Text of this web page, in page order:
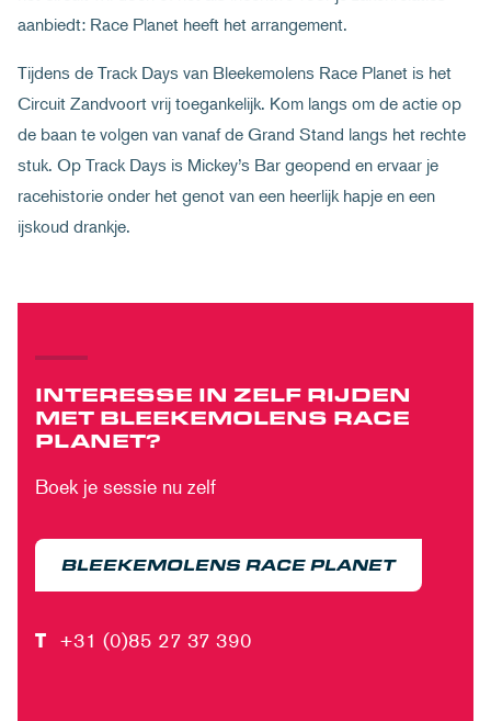
aanbiedt: Race Planet heeft het arrangement.
Tijdens de Track Days van Bleekemolens Race Planet is het
Circuit Zandvoort vrij toegankelijk. Kom langs om de actie op
de baan te volgen van vanaf de Grand Stand langs het rechte
stuk. Op Track Days is Mickey’s Bar geopend en ervaar je
racehistorie onder het genot van een heerlijk hapje en een
ijskoud drankje.
INTERESSE IN ZELF RIJDEN
MET BLEEKEMOLENS RACE
PLANET?
Boek je sessie nu zelf
BLEEKEMOLENS RACE PLANET
T +31 (0)85 27 37 390